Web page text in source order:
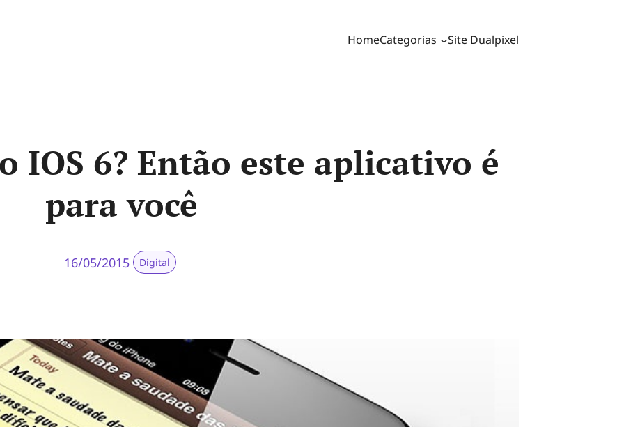
HomeCategorias Site Dualpixel
IOS 6? Então este aplicativo é
para você
16/05/2015 Digital